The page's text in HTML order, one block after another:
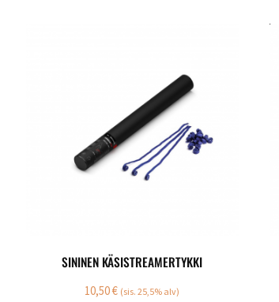
SININEN KÄSISTREAMERTYKKI
10,50€ (sis. 25,5% alv)